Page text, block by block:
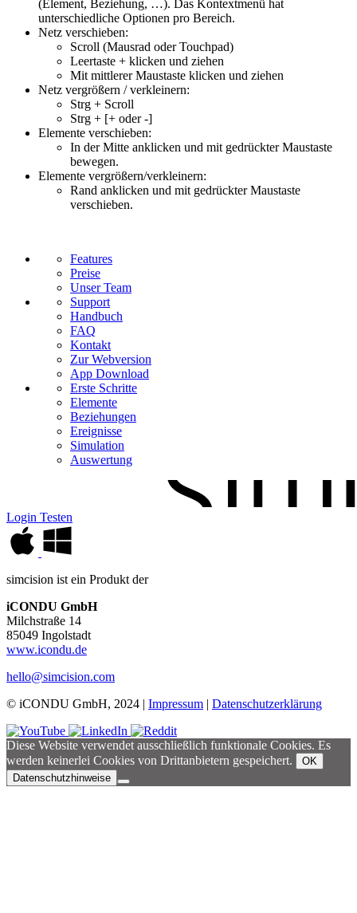
(Element, Beziehung, …). Das Kontextmenü hat
unterschiedliche Optionen pro Bereich.
Netz verschieben:
Scroll (Mausrad oder Touchpad)
Leertaste + klicken und ziehen
Mit mittlerer Maustaste klicken und ziehen
Netz vergrößern / verkleinern:
Strg + Scroll
Strg + [+ oder -]
Elemente verschieben:
In der Mitte anklicken und mit gedrückter Maustaste
bewegen.
Elemente vergrößern/verkleinern:
Rand anklicken und mit gedrückter Maustaste
verschieben.
Features
Preise
Unser Team
Support
Handbuch
FAQ
Kontakt
Zur Webversion
App Download
Erste Schritte
Elemente
Beziehungen
Ereignisse
Simulation
Auswertung
Login Testen
simcision ist ein Produkt der
iCONDU GmbH
Milchstraße 14
85049 Ingolstadt
www.icondu.de
hello@simcision.com
© iCONDU GmbH, 2024 | Impressum | Datenschutzerklärung
Diese Website verwendet ausschließlich funktionale Cookies. Es
werden keinerlei Cookies von Drittanbietern gespeichert.
OK
Datenschutzhinweise